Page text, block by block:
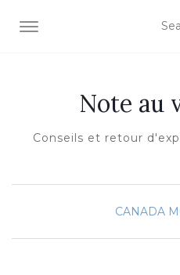
OUVRIR/FERMER LA
Note au
Conseils et retour
CANADA